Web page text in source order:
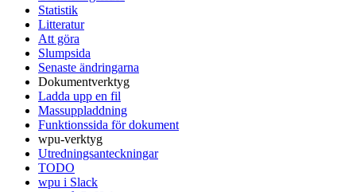
Statistik
Litteratur
Att göra
Slumpsida
Senaste ändringarna
Dokumentverktyg
Ladda upp en fil
Massuppladdning
Funktionssida för dokument
wpu-verktyg
Utredningsanteckningar
TODO
wpu i Slack